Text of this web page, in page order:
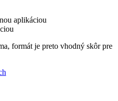
aplikáciou
formát je preto vhodný skôr pre